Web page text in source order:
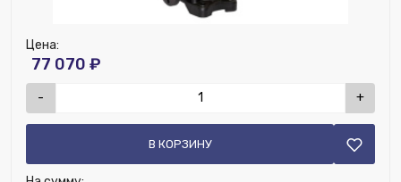
Цена:
77 070 ₽
- +
В КОРЗИНУ